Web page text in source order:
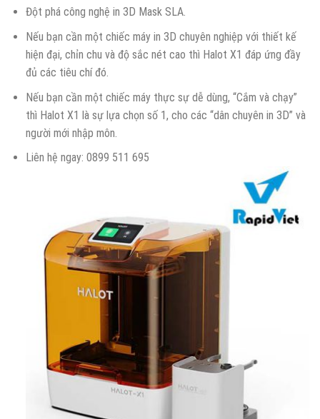
Đột phá công nghệ in 3D Mask SLA.
Nếu bạn cần một chiếc máy in 3D chuyên nghiệp với thiết kế
hiện đại, chỉn chu và độ sắc nét cao thì Halot X1 đáp ứng đầy
đủ các tiêu chí đó.
Nếu bạn cần một chiếc máy thực sự dễ dùng, “Cắm và chạy”
thì Halot X1 là sự lựa chọn số 1, cho các “dân chuyên in 3D” và
người mới nhập môn.
Liên hệ ngay: 0899 511 695